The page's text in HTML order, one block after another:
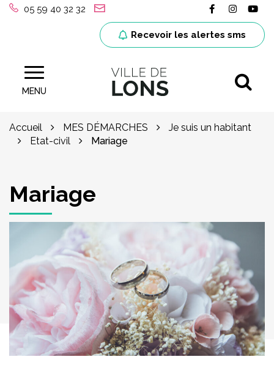
Gestion des traceurs
05 59 40 32 32 Lien vers le
Lien
Recevoir les alertes sms
MENU Site officiel de la ville de Lons (64)
Accueil MES DÉMARCHES
Je suis un habitant
Etat-civil
Mariage
Mariage